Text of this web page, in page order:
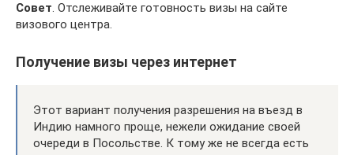
Совет. Отслеживайте готовность визы на сайте
визового центра.
Получение визы через интернет
Этот вариант получения разрешения на въезд в
Индию намного проще, нежели ожидание своей
очереди в Посольстве. К тому же не всегда есть